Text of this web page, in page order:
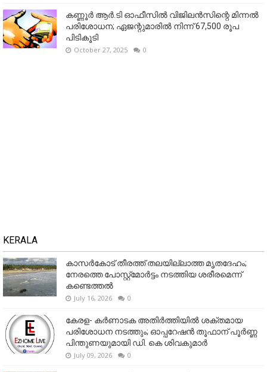
കണ്ണൂര്‍ ആര്‍.ടി ഓഫീസില്‍ വിജിലൻസിന്റെ മിന്നല്‍
പരിശോധന; ഏജന്റുമാരില്‍ നിന്ന് 67,500 രൂപ
പിടികൂടി
October 27, 2025 0
KERALA
കാസർകോട് തീരത്ത് തലയില്ലാത്ത മൃതദേഹം;
നേരത്തെ പോസ്റ്റ്‌മോർട്ടം നടത്തിയ ശരീരമെന്ന്
കണ്ടെത്തൽ
July 16, 2026 0
കേരള- കർണാടക അതിർത്തിയിൽ ശക്തമായ
പരിശോധന നടത്തും; ഓപ്പറേഷൻ തൂഫാന് പൂർണ്ണ
പിന്തുണയുമായി ഡി. കെ ശിവകുമാർ
July 09, 2026 0